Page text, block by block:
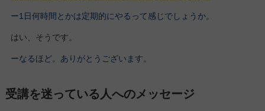
ー1日何時間とかは定期的にやるって感じでしょうか。
はい、そうです。
ーなるほど。ありがとうございます。
受講を迷っている人へのメッセージ